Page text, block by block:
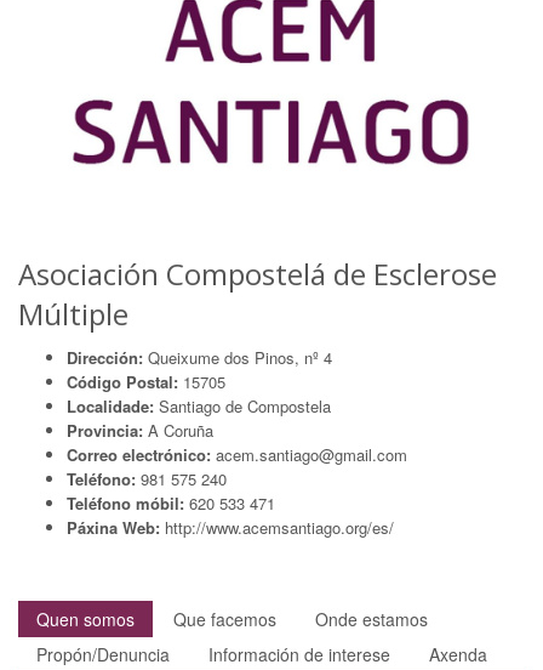
Asociación Compostelá de Esclerose
Múltiple
Dirección: Queixume dos Pinos, nº 4
Código Postal: 15705
Localidade: Santiago de Compostela
Provincia: A Coruña
Correo electrónico: acem.santiago@gmail.com
Teléfono: 981 575 240
Teléfono móbil: 620 533 471
Páxina Web: http://www.acemsantiago.org/es/
Quen somos Que facemos
Onde estamos
Propón/Denuncia
Información de interese Axenda